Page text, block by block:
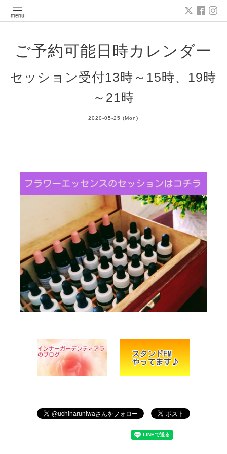
ご予約可能日時カレンダー
セッション受付13時～15時、19時
～21時
2020-05-25 (Mon)